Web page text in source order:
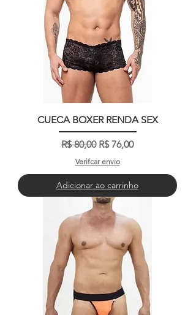
CUECA BOXER RENDA SEX
Preço normal
R$ 80,00 Preço promocional
R$ 76,00
Verifcar envio
Adicionar ao carrinho